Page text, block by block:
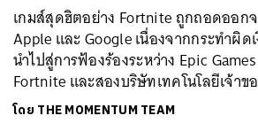
เกมส์สุดฮิตอย่าง Fortnite ถูกถอดออก
Apple และ Google เนื่องจากกระทำผิด
นำไปสู่การฟ้องร้องระหว่าง Epic
Fortnite และสองบริษัทเทคโนโลยีเจ้า
โดย THE MOMENTUM TEAM